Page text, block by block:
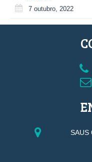
7 outubro, 2022
SAUS